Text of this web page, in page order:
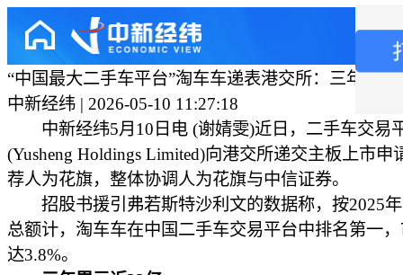
“中国最大二手车平台”淘车车递表港交所：三年累亏
中新经纬 | 2026-05-10 11:27:18
中新经纬5月10日电 (谢婧雯)近日，二手车交易
(Yusheng Holdings Limited)向港交所递交主板上市申
荐人为花旗，整体协调人为花旗与中信证券。
招股书援引弗若斯特沙利文的数据称，按2025
总额计，淘车车在中国二手车交易平台中排名第一
达3.8%。